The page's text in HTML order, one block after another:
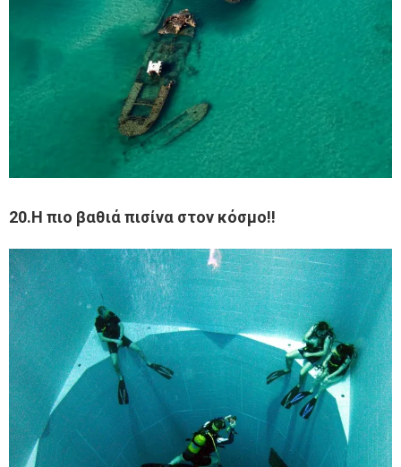
20.Η πιο βαθιά πισίνα στον κόσμο!!